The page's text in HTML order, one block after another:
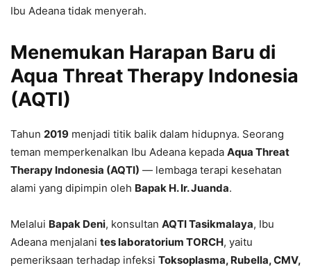
Ibu Adeana tidak menyerah.
Menemukan Harapan Baru di
Aqua Threat Therapy Indonesia
(AQTI)
Tahun 2019 menjadi titik balik dalam hidupnya. Seorang
teman memperkenalkan Ibu Adeana kepada Aqua Threat
Therapy Indonesia (AQTI) — lembaga terapi kesehatan
alami yang dipimpin oleh Bapak H. Ir. Juanda.
Melalui Bapak Deni, konsultan AQTI Tasikmalaya, Ibu
Adeana menjalani tes laboratorium TORCH, yaitu
pemeriksaan terhadap infeksi Toksoplasma, Rubella, CMV,